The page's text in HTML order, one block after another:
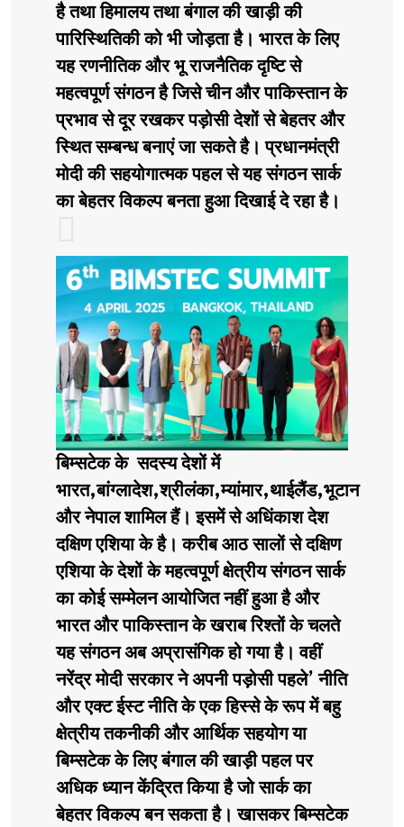
है तथा हिमालय तथा बंगाल की खाड़ी की
पारिस्थितिकी को भी जोड़ता है। भारत के लिए
यह रणनीतिक और भू राजनैतिक दृष्टि से
महत्वपूर्ण संगठन है जिसे चीन और पाकिस्तान के
प्रभाव से दूर रखकर पड़ोसी देशों से बेहतर और
स्थित सम्बन्ध बनाएं जा सकते है। प्रधानमंत्री
मोदी की सहयोगात्मक पहल से यह संगठन सार्क
का बेहतर विकल्प बनता हुआ दिखाई दे रहा है।
बिम्सटेक के सदस्य देशों में
भारत,बांग्लादेश,श्रीलंका,म्यांमार,थाईलैंड,भूटान
और नेपाल शामिल हैं। इसमें से अधिंकाश देश
दक्षिण एशिया के है। करीब आठ सालों से दक्षिण
एशिया के देशों के महत्वपूर्ण क्षेत्रीय संगठन सार्क
का कोई सम्मेलन आयोजित नहीं हुआ है और
भारत और पाकिस्तान के खराब रिश्तों के चलते
यह संगठन अब अप्रासंगिक हो गया है। वहीं
नरेंद्र मोदी सरकार ने अपनी पड़ोसी पहले’ नीति
और एक्ट ईस्ट नीति के एक हिस्से के रूप में बहु
क्षेत्रीय तकनीकी और आर्थिक सहयोग या
बिम्सटेक के लिए बंगाल की खाड़ी पहल पर
अधिक ध्यान केंद्रित किया है जो सार्क का
बेहतर विकल्प बन सकता है। खासकर बिम्सटेक